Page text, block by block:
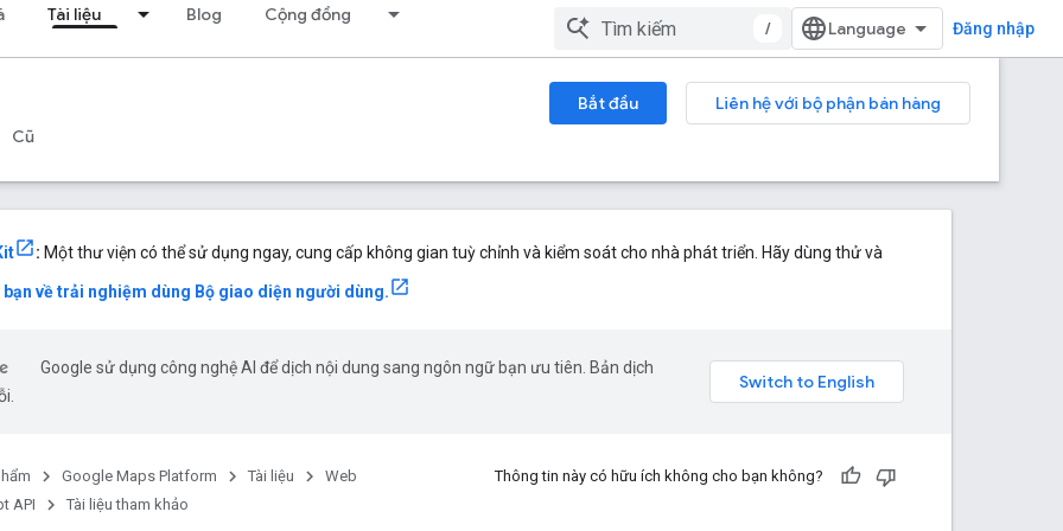
Tài liệu Blog Cộng đồng
/ Đăng nhập
Bắt đầu
Liên hệ với bộ phận bán hàng
Cũ
: Một thư viện có thể sử dụng ngay, cung cấp không gian tuỳ chỉnh và kiểm soát cho nhà phát triển. Hãy dùng thử và
bạn về trải nghiệm dùng Bộ giao diện người dùng.
Google sử dụng công nghệ AI để dịch nội dung sang ngôn ngữ bạn ưu tiên. Bản dịch
Google Maps Platform Tài liệu
Web
API
Tài liệu tham khảo
Thông tin này có hữu ích không cho bạn không?